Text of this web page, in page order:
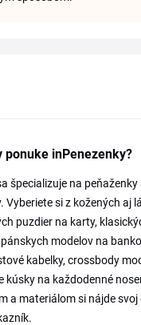
ponuke inPenezenky?
špecializuje na peňaženky
Vyberiete si z kožených aj
puzdier na karty,
modelov na
kabelky, crossbody
kúsky na každodenné
a materiálom si nájde svoj